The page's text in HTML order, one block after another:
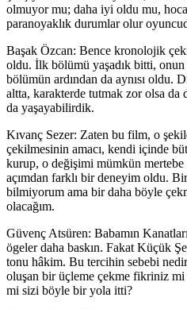
olmuyor mu; daha iyi oldu mu,
paranoyaklık durumlar olur
Başak Özcan: Bence kronolojik
oldu. İlk bölümü yaşadık bitti,
bölümün ardından da aynısı oldu.
altta, karakterde tutmak zor olsa
da yaşayabilirdik.
Kıvanç Sezer: Zaten bu film, o
çekilmesinin amacı, kendi içinde
kurup, o değişimi mümkün
açımdan farklı bir deneyim oldu.
bilmiyorum ama bir daha böyle
olacağım.
Güvenç Atsüren: Babamın
ögeler daha baskın. Fakat Küçük
tonu hâkim. Bu tercihin sebebi
oluşan bir üçleme çekme fikriniz
mi sizi böyle bir yola itti?